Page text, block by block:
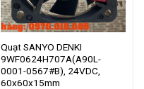
Quạt SANYO DENKI
9WF0624H707A(A90L-
0001-0567#B), 24VDC,
60x60x15mm